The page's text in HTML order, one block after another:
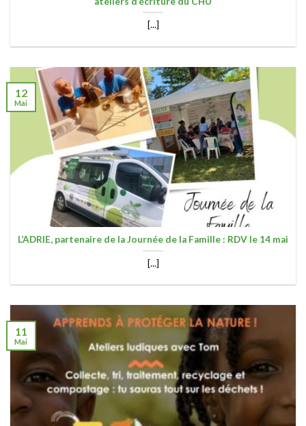
[...]
L’ADRIE, partenaire de la Journée de la Famille : RDV le 14 mai
[...]
12
Mai
11
Mai